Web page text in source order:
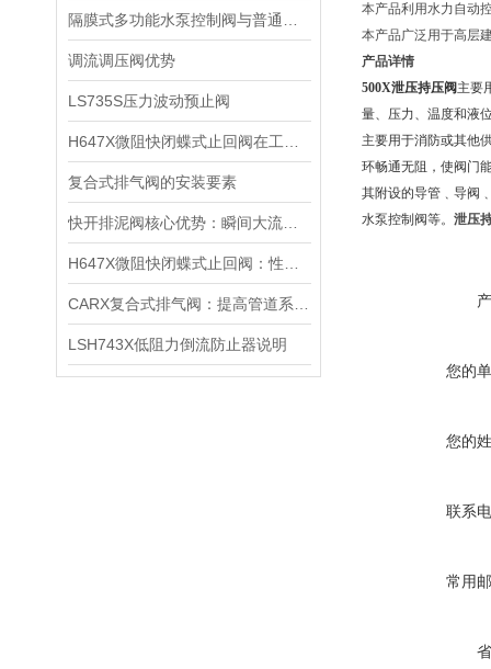
调流调压阀优势
LS735S压力波动预止阀
复合式排气阀的安装要素
LSH743X低阻力倒流防止器说明
本产品利用水力自动
本产品广泛用于高层
产品详情
500X泄压持压阀 主要
量、压力、温度和液
主要用于消防或其他
环畅通无阻，使阀门
其附设的导管﹑导阀
水泵控制阀等。 泄压
您的
您的
联系
常用